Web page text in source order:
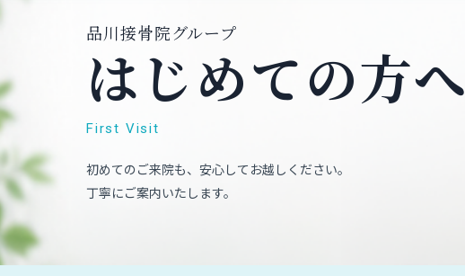
品川接骨院グループ
はじめての方へ
First Visit
初めてのご来院も、安心してお越しください。
丁寧にご案内いたします。